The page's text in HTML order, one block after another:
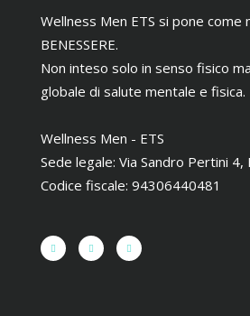
Wellness Men ETS si pone come
BENESSERE.
Non inteso solo in senso fisico
globale di salute mentale e fisica.
Wellness Men - ETS
Sede legale: Via Sandro Pertini 4,
Codice fiscale: 94306440481